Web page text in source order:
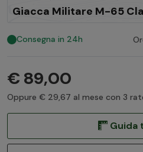
Giacca Militare M-65
Consegna in 24h
€ 89,00
Oppure € 29,67 al mese con 3
Guida